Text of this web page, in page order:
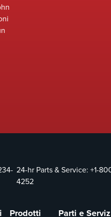
24-hr Parts & Service: +1-
4252
Prodotti Parti e